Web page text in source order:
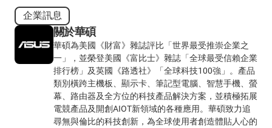
企業訊息
關於華碩
華碩為美國《財富》雜誌評比「世界最受推崇企業之
一」，並榮登美國《富比士》雜誌「全球最受信賴企業
排行榜」及英國《路透社》「全球科技100強」。產品
類別橫跨主機板、顯示卡、筆記型電腦、智慧手機、螢
幕、路由器及全方位的科技產品解決方案，並積極拓展
電競產品及開創AIOT新領域的各種應用。華碩致力追
尋無與倫比的科技創新，為全球使用者創造體貼人心的